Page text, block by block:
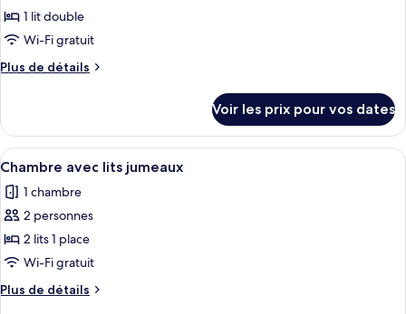
pour
ce
type
de
Chambre
Double,
1
lit
double
1 lit double
Wi-Fi gratuit
Plus de détails
Plus
le
type
de
Chambre
Double,
lit
double
Voir les prix pour vos dates
Afficher
toutes
les
photos
pour
ce
type
de
Une chambre d’hôtel avec deux
9
Chambre avec lits jumeaux
1 chambre
2 personnes
2 lits 1 place
Wi-Fi gratuit
Plus de détails
Plus